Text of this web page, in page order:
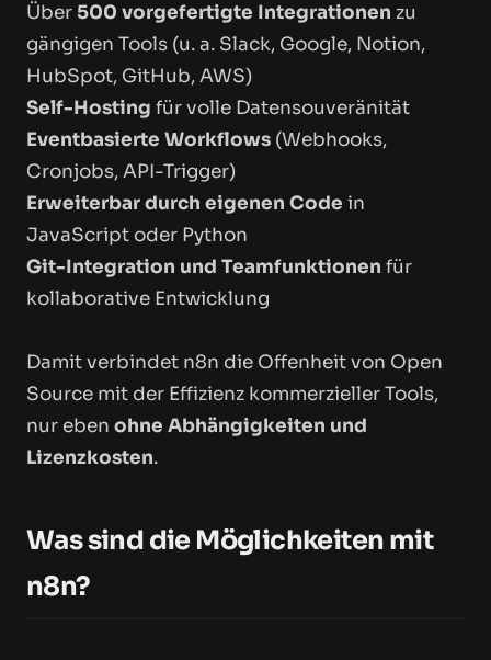
Über500 vorgefertigte Integrationen zu
gängigen Tools (u. a. Slack, Google, Notion,
HubSpot, GitHub, AWS)
Self-Hosting für volle Datensouveränität
Eventbasierte Workflows (Webhooks,
Cronjobs, API-Trigger)
Erweiterbar durch eigenen Code in
JavaScript oder Python
Git-Integration und Teamfunktionen für
kollaborative Entwicklung
Damit verbindet n8n die Offenheit von Open
Source mit der Effizienz kommerzieller Tools,
nur eben ohne Abhängigkeiten und
Lizenzkosten.
Was sind die Möglichkeiten mit
n8n?